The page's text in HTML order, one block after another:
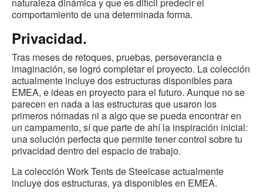
naturaleza dinámica y que es difícil predecir el
comportamiento de una determinada forma.
Privacidad.
Tras meses de retoques, pruebas, perseverancia e
imaginación, se logró completar el proyecto. La colección
actualmente incluye dos estructuras disponibles para
EMEA, e ideas en proyecto para el futuro. Aunque no se
parecen en nada a las estructuras que usaron los
primeros nómadas ni a algo que se pueda encontrar en
un campamento, sí que parte de ahí la inspiración inicial:
una solución perfecta que permite tener control sobre tu
privacidad dentro del espacio de trabajo.
La colección Work Tents de Steelcase actualmente
incluye dos estructuras, ya disponibles en EMEA.